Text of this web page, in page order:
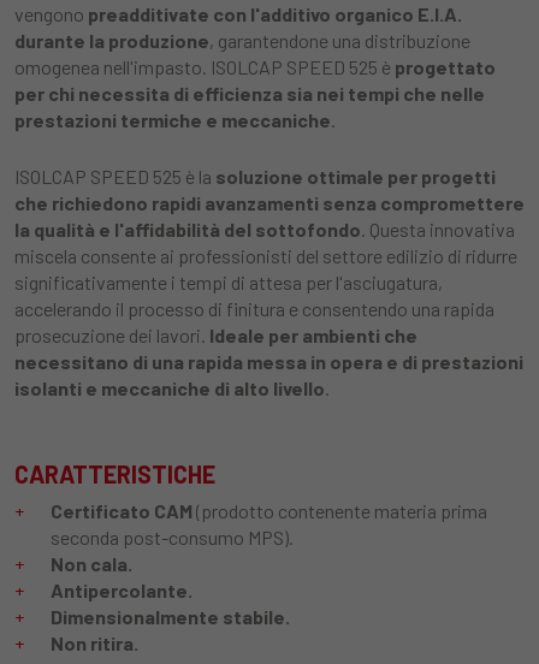
vengono preadditivate con l'additivo organico E.I.A.
durante la produzione, garantendone una distribuzione
omogenea nell'impasto. ISOLCAP SPEED 525 è progettato
per chi necessita di efficienza sia nei tempi che nelle
prestazioni termiche e meccaniche.
ISOLCAP SPEED 525 è la soluzione ottimale per progetti
che richiedono rapidi avanzamenti senza compromettere
la qualità e l'affidabilità del sottofondo. Questa innovativa
miscela consente ai professionisti del settore edilizio di ridurre
significativamente i tempi di attesa per l'asciugatura,
accelerando il processo di finitura e consentendo una rapida
prosecuzione dei lavori. Ideale per ambienti che
necessitano di una rapida messa in opera e di prestazioni
isolanti e meccaniche di alto livello.
CARATTERISTICHE
Certificato CAM (prodotto contenente materia prima
seconda post-consumo MPS).
Non cala.
Antipercolante.
Dimensionalmente stabile.
Non ritira.